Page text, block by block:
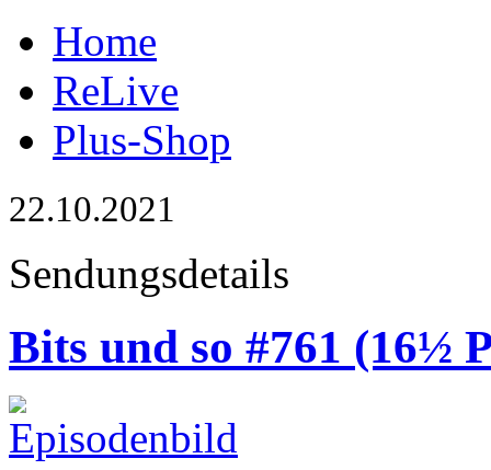
Home
ReLive
Plus-Shop
22.10.2021
Sendungsdetails
Bits und so #761 (16½